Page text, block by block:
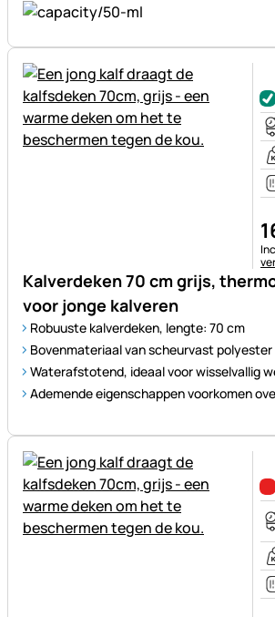
Kalverdeken 70 cm grijs,
voor jonge kalveren
Robuuste kalverdeken, lengte: 70 cm
Bovenmateriaal van scheurvast polyester
Waterafstotend, ideaal voor wisselvallig
Ademende eigenschappen voorkomen